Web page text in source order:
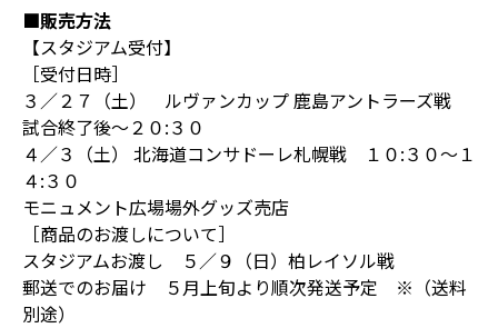
■販売方法
【スタジアム受付】
［受付日時］
３／２７（土） ルヴァンカップ 鹿島アントラーズ戦
試合終了後～２０:３０
４／３（土） 北海道コンサドーレ札幌戦 １０:３０～１
４:３０
モニュメント広場場外グッズ売店
［商品のお渡しについて］
スタジアムお渡し ５／９（日）柏レイソル戦
郵送でのお届け ５月上旬より順次発送予定 ※（送料
別途）